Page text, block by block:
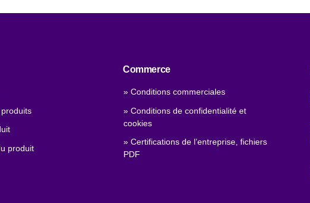
produit
Commerce
» Conditions commerciales
» Conditions de confidentialité et
cookies
» Certifications de l’entreprise, fichiers
PDF